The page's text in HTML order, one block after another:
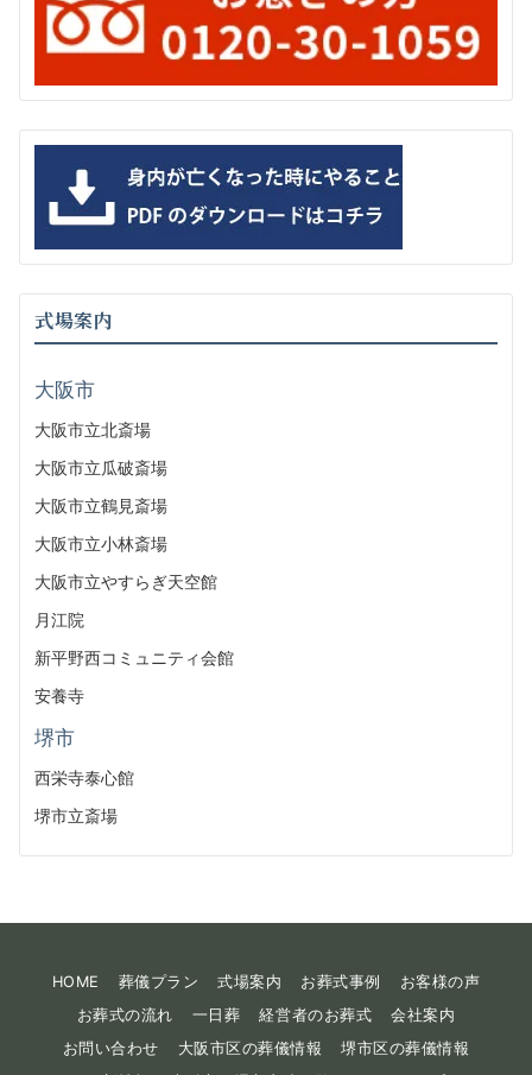
式場案内
大阪市
大阪市立北斎場
大阪市立瓜破斎場
大阪市立鶴見斎場
大阪市立小林斎場
大阪市立やすらぎ天空館
月江院
新平野西コミュニティ会館
安養寺
堺市
西栄寺泰心館
堺市立斎場
HOME 葬儀プラン 式場案内 お葬式事例
お客様の声
お葬式の流れ
一日葬 経営者のお葬式
会社案内
お問い合わせ
大阪市区の葬儀情報
堺市区の葬儀情報